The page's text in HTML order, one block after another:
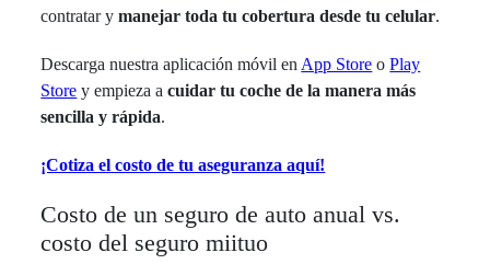
contratar ymanejar toda tu cobertura desde tu celular.
Descarga nuestra aplicación móvil en App Store oPlay
Store y empieza acuidar tu coche de la manera más
sencilla y rápida.
¡Cotiza el costo de tu aseguranza aquí!
Costo de un seguro de auto anual vs.
costo del seguro miituo